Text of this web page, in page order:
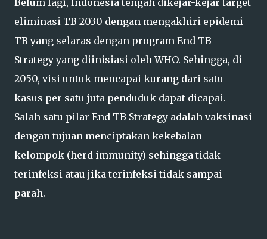
Belum lagi, Indonesia tengah dikejar-kejar target
eliminasi TB 2030 dengan mengakhiri epidemi
TB yang selaras dengan program End TB
Strategy yang diinisiasi oleh WHO. Sehingga, di
2050, visi untuk mencapai kurang dari satu
kasus per satu juta penduduk dapat dicapai.
Salah satu pilar End TB Strategy adalah vaksinasi
dengan tujuan menciptakan kekebalan
kelompok (herd immunity) sehingga tidak
terinfeksi atau jika terinfeksi tidak sampai
parah.